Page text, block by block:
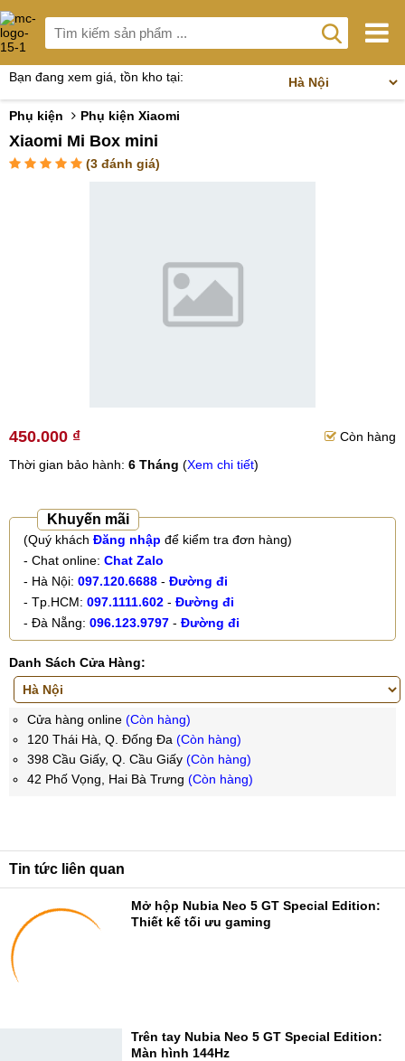
Bạn đang xem giá, tồn kho tại:
Phụ kiện Phụ kiện Xiaomi
Xiaomi Mi Box mini
(3 đánh giá)
450.000 ₫
Còn hàng
Thời gian bảo hành: 6 Tháng (Xem chi tiết)
Khuyến mãi
(Quý khách Đăng nhập để kiểm tra đơn hàng)
- Chat online: Chat Zalo
- Hà Nội: 097.120.6688 - Đường đi
- Tp.HCM: 097.1111.602 - Đường đi
- Đà Nẵng: 096.123.9797 - Đường đi
Danh Sách Cửa Hàng:
Cửa hàng online (Còn hàng)
120 Thái Hà, Q. Đống Đa (Còn hàng)
398 Cầu Giấy, Q. Cầu Giấy (Còn hàng)
42 Phố Vọng, Hai Bà Trưng (Còn hàng)
Tin tức liên quan
Mở hộp Nubia Neo 5 GT Special Edition:
Thiết kế tối ưu gaming
Trên tay Nubia Neo 5 GT Special Edition:
Màn hình 144Hz